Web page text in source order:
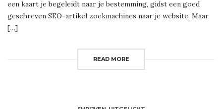
een kaart je begeleidt naar je bestemming, gidst een goed
geschreven SEO-artikel zoekmachines naar je website. Maar
[…]
READ MORE